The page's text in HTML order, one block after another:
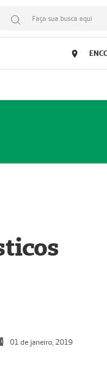
Faça sua busca aqui
01 de janeiro, 2019